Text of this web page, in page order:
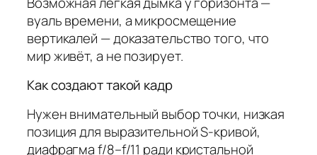
вуаль времени, а микросмещение
вертикалей — доказательство того, что
мир живёт, а не позирует.
Как создают такой кадр
Нужен внимательный выбор точки, низкая
позиция для выразительной S-кривой,
диафрагмаf/8–f/11 ради кристальной